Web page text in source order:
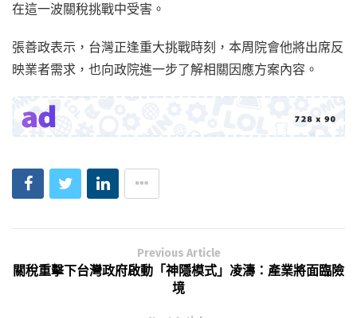
在這一波關稅挑戰中受害。
張善政表示，台灣正逢重大挑戰時刻，本周院會他將出席反
映業者需求，也向政院進一步了解相關因應方案內容。
Previous Article
關稅重擊下台灣政府啟動「神隱模式」凌濤：產業將面臨險
境